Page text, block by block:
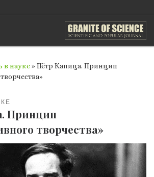
в науке» Пётр Капица. Принцип
Принцип
творчества»